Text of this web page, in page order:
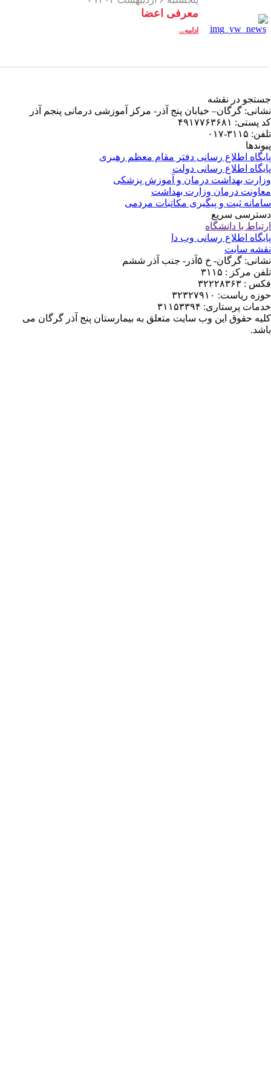
آموزشی درمانی پنجم آذر
رهبری
پنج آذر گرگان می